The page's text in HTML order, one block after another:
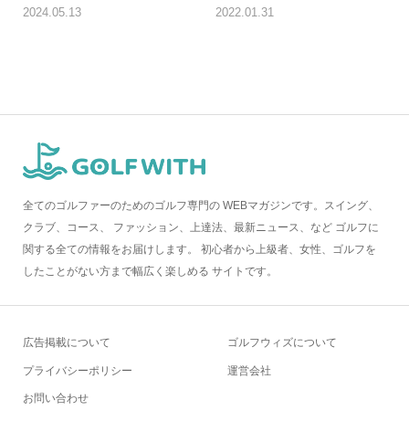
2024.05.13 2022.01.31
全てのゴルファーのためのゴルフ専門の WEBマガジンです。スイング、
クラブ、コース、 ファッション、上達法、最新ニュース、など ゴルフに
関する全ての情報をお届けします。 初心者から上級者、女性、ゴルフを
したことがない方まで幅広く楽しめる サイトです。
広告掲載について
プライバシーポリシー
お問い合わせ
ゴルフウィズについて
運営会社